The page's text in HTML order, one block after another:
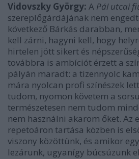
Vidovszky György: A Pál utcai
szereplőgárdájának nem
következő Bárkás darabban,
kell zárni, hagyni kell, hogy
hirtelen jött sikert és
továbbra is ambíciót érzett a
pályán maradt: a tizennyolc
mára nyolcan profi színészek
tudom, nyomon követem a
természetesen nem tudom
nem használni akarom őket. Az
repetoáron tartása közben is
viszony közöttünk, és amikor
lezárunk, ugyanígy búcsúzunk